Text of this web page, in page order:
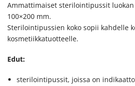
Ammattimaiset sterilointipussit
100×200 mm.
Sterilointipussien koko sopii kahdelle
kosmetiikkatuotteelle.
Edut:
sterilointipussit, joissa on